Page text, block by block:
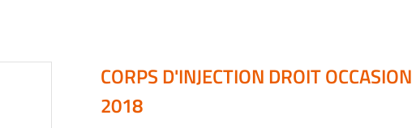
CORPS D'INJECTION DROIT
2018